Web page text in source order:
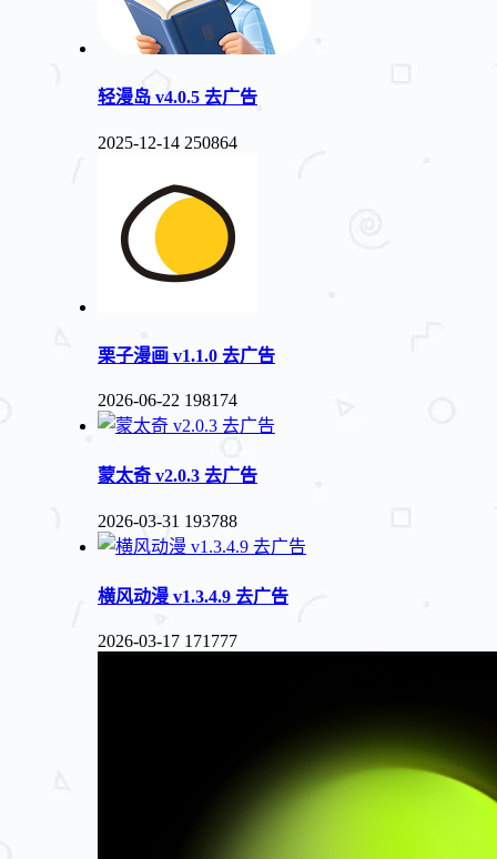
轻漫岛 v4.0.5 去广告
2025-12-14 250864
栗子漫画 v1.1.0 去广告
2026-06-22 198174
蒙太奇 v2.0.3 去广告
2026-03-31 193788
横风动漫 v1.3.4.9 去广告
2026-03-17 171777